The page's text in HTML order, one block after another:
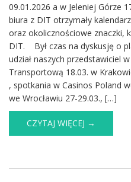
09.01.2026 a w Jeleniej Górze
biura z DIT otrzymały
oraz okolicznościowe znaczki,
DIT. Był czas na dyskusję o
udział naszych przedstawiciel
Transportową 18.03. w
, spotkania w Casinos Poland
we Wrocławiu 27-29.03., […]
CZYTAJ WIĘCEJ →